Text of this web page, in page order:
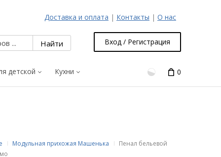
Доставка и оплата | Контакты | О нас
Вход / Регистрация
детской Кухни 0
Модульная прихожая Машенька
Пенал бельевой